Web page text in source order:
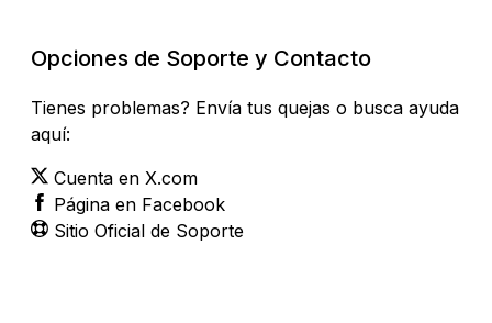
Opciones de Soporte y Contacto
Tienes problemas? Envía tus quejas o busca ayuda
aquí:
Cuenta en X.com
Página en Facebook
Sitio Oficial de Soporte